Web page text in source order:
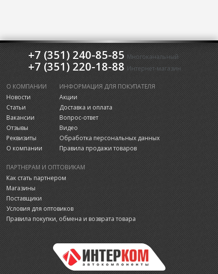
+7 (351) 240-85-85 Многоканальный
+7 (351) 220-18-88 Интернет-магазин
О КОМПАНИИ
Новости
Статьи
Вакансии
Отзывы
Реквизиты
О компании
ИНФОРМАЦИЯ ДЛЯ ПОКУПАТЕЛЯ
Акции
Доставка и оплата
Вопрос-ответ
Видео
Обработка персональных данных
Правила продажи товаров
ПАРТНЕРАМ И ОПТОВИКАМ
Как стать партнером
Магазины
Поставщики
Условия для оптовиков
Правила покупки, обмена и возврата товара